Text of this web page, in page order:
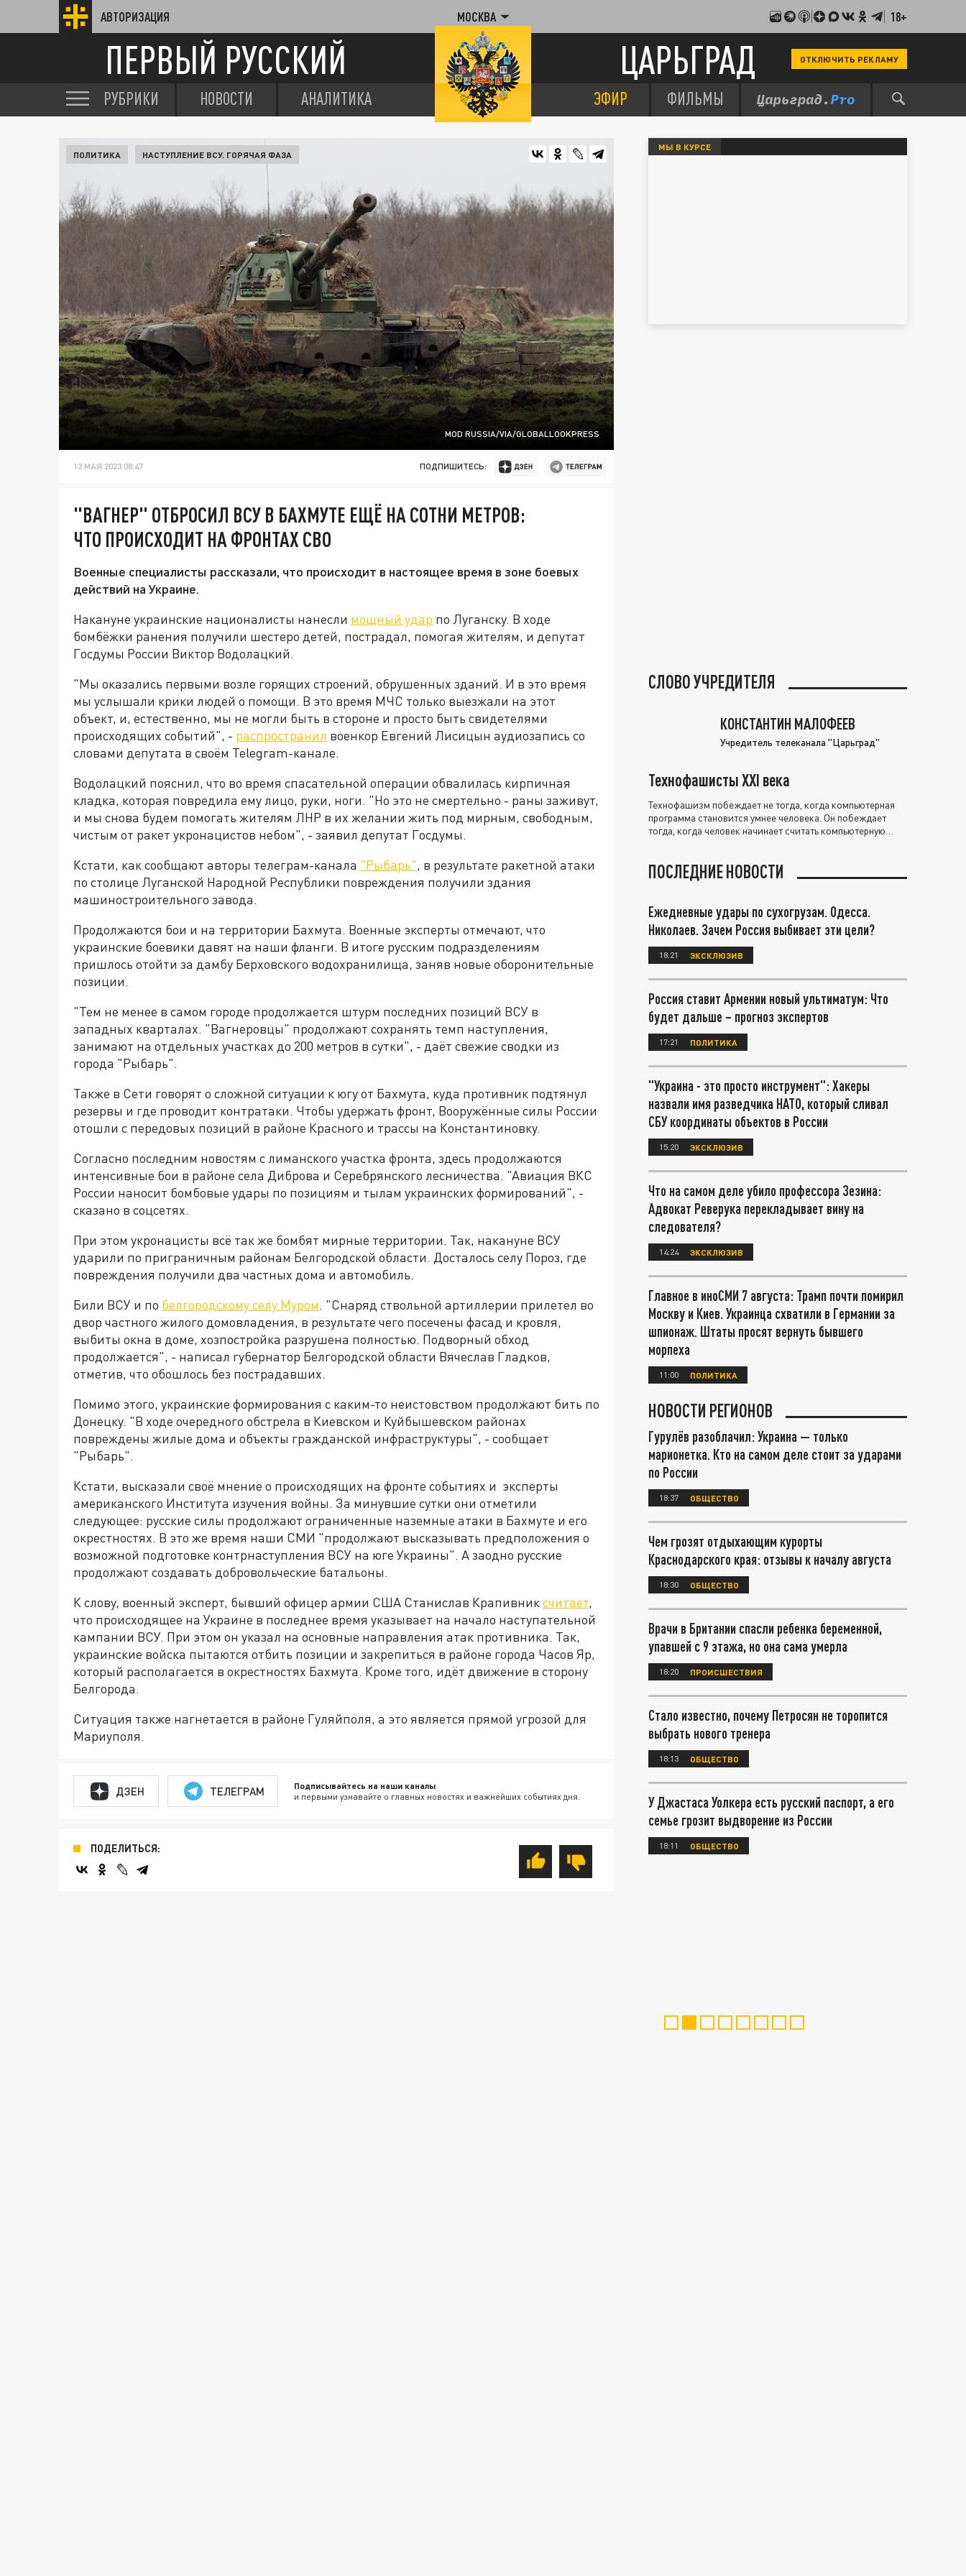
АВТОРИЗАЦИЯ МОСКВА 18+
ПЕРВЫЙ РУССКИЙ ЦАРЬГРАД ОТКЛЮЧИТЬ РЕКЛАМУ
РУБРИКИ НОВОСТИ АНАЛИТИКА ЭФИР ФИЛЬМЫ
MOD RUSSIA/VIA/GLOBALLOOKPRESS
ПОЛИТИКА НАСТУПЛЕНИЕ ВСУ. ГОРЯЧАЯ ФАЗА
13 МАЯ 2023 08:47 ПОДПИШИТЕСЬ:
"ВАГНЕР" ОТБРОСИЛ ВСУ В БАХМУТЕ ЕЩЁ НА СОТНИ МЕТРОВ:
ЧТО ПРОИСХОДИТ НА ФРОНТАХ СВО
Военные специалисты рассказали, что происходит в настоящее время в зоне боевых
действий на Украине.
Накануне украинские националисты нанесли мощный удар по Луганску. В ходе
бомбёжки ранения получили шестеро детей, пострадал, помогая жителям, и депутат
Госдумы России Виктор Водолацкий.
"Мы оказались первыми возле горящих строений, обрушенных зданий. И в это время
мы услышали крики людей о помощи. В это время МЧС только выезжали на этот
объект, и, естественно, мы не могли быть в стороне и просто быть свидетелями
происходящих событий", - распространил военкор Евгений Лисицын аудиозапись со
словами депутата в своём Telegram-канале.
Водолацкий пояснил, что во время спасательной операции обвалилась кирпичная
кладка, которая повредила ему лицо, руки, ноги. "Но это не смертельно - раны заживут,
и мы снова будем помогать жителям ЛНР в их желании жить под мирным, свободным,
чистым от ракет укронацистов небом", - заявил депутат Госдумы.
Кстати, как сообщают авторы телеграм-канала "Рыбарь", в результате ракетной атаки
по столице Луганской Народной Республики повреждения получили здания
машиностроительного завода.
Продолжаются бои и на территории Бахмута. Военные эксперты отмечают, что
украинские боевики давят на наши фланги. В итоге русским подразделениям
пришлось отойти за дамбу Берховского водохранилища, заняв новые оборонительные
позиции.
"Тем не менее в самом городе продолжается штурм последних позиций ВСУ в
западных кварталах. "Вагнеровцы" продолжают сохранять темп наступления,
занимают на отдельных участках до 200 метров в сутки", - даёт свежие сводки из
города "Рыбарь".
Также в Сети говорят о сложной ситуации к югу от Бахмута, куда противник подтянул
резервы и где проводит контратаки. Чтобы удержать фронт, Вооружённые силы России
отошли с передовых позиций в районе Красного и трассы на Константиновку.
Согласно последним новостям с лиманского участка фронта, здесь продолжаются
интенсивные бои в районе села Диброва и Серебрянского лесничества. "Авиация ВКС
России наносит бомбовые удары по позициям и тылам украинских формирований", -
сказано в соцсетях.
При этом укронацисты всё так же бомбят мирные территории. Так, накануне ВСУ
ударили по приграничным районам Белгородской области. Досталось селу Пороз, где
повреждения получили два частных дома и автомобиль.
Били ВСУ и по белгородскому селу Муром. "Снаряд ствольной артиллерии прилетел во
двор частного жилого домовладения, в результате чего посечены фасад и кровля,
выбиты окна в доме, хозпостройка разрушена полностью. Подворный обход
продолжается", - написал губернатор Белгородской области Вячеслав Гладков,
отметив, что обошлось без пострадавших.
Помимо этого, украинские формирования с каким-то неистовством продолжают бить по
Донецку. "В ходе очередного обстрела в Киевском и Куйбышевском районах
повреждены жилые дома и объекты гражданской инфраструктуры", - сообщает
"Рыбарь".
Кстати, высказали своё мнение о происходящих на фронте событиях и эксперты
американского Института изучения войны. За минувшие сутки они отметили
следующее: русские силы продолжают ограниченные наземные атаки в Бахмуте и его
окрестностях. В это же время наши СМИ "продолжают высказывать предположения о
возможной подготовке контрнаступления ВСУ на юге Украины". А заодно русские
продолжают создавать добровольческие батальоны.
К слову, военный эксперт, бывший офицер армии США Станислав Крапивниксчитает,
что происходящее на Украине в последнее время указывает на начало наступательной
кампании ВСУ. При этом он указал на основные направления атак противника. Так,
украинские войска пытаются отбить позиции и закрепиться в районе города Часов Яр,
который располагается в окрестностях Бахмута. Кроме того, идёт движение в сторону
Белгорода.
Ситуация также нагнетается в районе Гуляйполя, а это является прямой угрозой для
Мариуполя.
ДЗЕН ТЕЛЕГРАМ Подписывайтесь на наши каналы
и первыми узнавайте о главных новостях и важнейших событиях дня.
ПОДЕЛИТЬСЯ:
МЫ В КУРСЕ
СЛОВО УЧРЕДИТЕЛЯ
КОНСТАНТИН МАЛОФЕЕВ
Учредитель телеканала "Царьград"
Технофашисты XXI века
Технофашизм побеждает не тогда, когда компьютерная
программа становится умнее человека. Он побеждает
тогда, когда человек начинает считать компьютерную
ПОСЛЕДНИЕ НОВОСТИ
Ежедневные удары по сухогрузам. Одесса.
Николаев. Зачем Россия выбивает эти цели?
18:21 ЭКСКЛЮЗИВ
Россия ставит Армении новый ультиматум: Что
будет дальше – прогноз экспертов
17:21 ПОЛИТИКА
"Украина - это просто инструмент": Хакеры
назвали имя разведчика НАТО, который сливал
СБУ координаты объектов в России
15:20 ЭКСКЛЮЗИВ
Что на самом деле убило профессора Зезина:
Адвокат Реверука перекладывает вину на
следователя?
14:24 ЭКСКЛЮЗИВ
Главное в иноСМИ 7 августа: Трамп почти помирил
Москву и Киев. Украинца схватили в Германии за
шпионаж. Штаты просят вернуть бывшего
морпеха
11:00 ПОЛИТИКА
НОВОСТИ РЕГИОНОВ
Гурулёв разоблачил: Украина — только
марионетка. Кто на самом деле стоит за ударами
по России
18:37 ОБЩЕСТВО
Чем грозят отдыхающим курорты
Краснодарского края: отзывы к началу августа
18:30 ОБЩЕСТВО
Врачи в Британии спасли ребенка беременной,
упавшей с 9 этажа, но она сама умерла
18:20 ПРОИСШЕСТВИЯ
Стало известно, почему Петросян не торопится
выбрать нового тренера
18:13 ОБЩЕСТВО
У Джастаса Уолкера есть русский паспорт, а его
семье грозит выдворение из России
18:11 ОБЩЕСТВО